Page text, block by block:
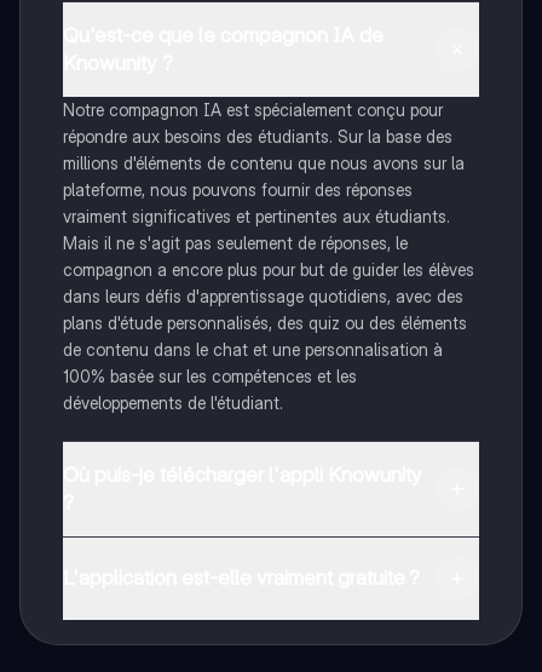
Notre compagnon IA est spécialement conçu pour
répondre aux besoins des étudiants. Sur la base des
millions d'éléments de contenu que nous avons sur la
plateforme, nous pouvons fournir des réponses
vraiment significatives et pertinentes aux étudiants.
Mais il ne s'agit pas seulement de réponses, le
compagnon a encore plus pour but de guider les élèves
dans leurs défis d'apprentissage quotidiens, avec des
plans d'étude personnalisés, des quiz ou des éléments
de contenu dans le chat et une personnalisation à
100% basée sur les compétences et les
développements de l'étudiant.